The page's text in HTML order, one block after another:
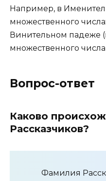
Например, в
множественного
Винительном падеже
множественного числа
Вопрос-ответ
Каково
Рассказчиков?
Фамилия